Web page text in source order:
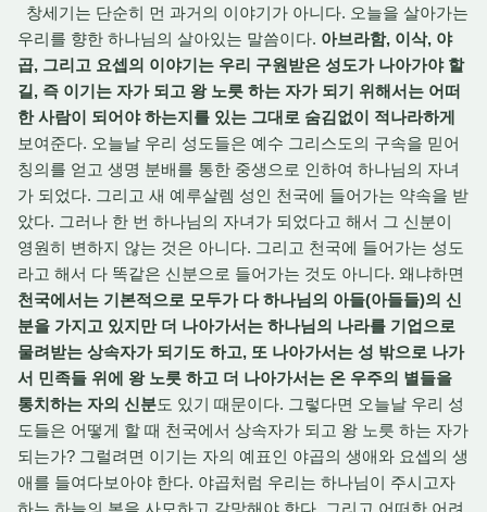
창세기는 단순히 먼 과거의 이야기가 아니다. 오늘을 살아가는
우리를 향한 하나님의 살아있는 말씀이다. 아브라함, 이삭, 야
곱, 그리고 요셉의 이야기는 우리 구원받은 성도가 나아가야 할
길, 즉 이기는 자가 되고 왕 노릇 하는 자가 되기 위해서는 어떠
한 사람이 되어야 하는지를 있는 그대로 숨김없이 적나라하게
보여준다. 오늘날 우리 성도들은 예수 그리스도의 구속을 믿어
칭의를 얻고 생명 분배를 통한 중생으로 인하여 하나님의 자녀
가 되었다. 그리고 새 예루살렘 성인 천국에 들어가는 약속을 받
았다. 그러나 한 번 하나님의 자녀가 되었다고 해서 그 신분이
영원히 변하지 않는 것은 아니다. 그리고 천국에 들어가는 성도
라고 해서 다 똑같은 신분으로 들어가는 것도 아니다. 왜냐하면
천국에서는 기본적으로 모두가 다 하나님의 아들(아들들)의 신
분을 가지고 있지만 더 나아가서는 하나님의 나라를 기업으로
물려받는 상속자가 되기도 하고, 또 나아가서는 성 밖으로 나가
서 민족들 위에 왕 노릇 하고 더 나아가서는 온 우주의 별들을
통치하는 자의 신분도 있기 때문이다. 그렇다면 오늘날 우리 성
도들은 어떻게 할 때 천국에서 상속자가 되고 왕 노릇 하는 자가
되는가? 그럴려면 이기는 자의 예표인 야곱의 생애와 요셉의 생
애를 들여다보아야 한다. 야곱처럼 우리는 하나님이 주시고자
하는 하늘의 복을 사모하고 갈망해야 한다. 그리고 어떠한 어려